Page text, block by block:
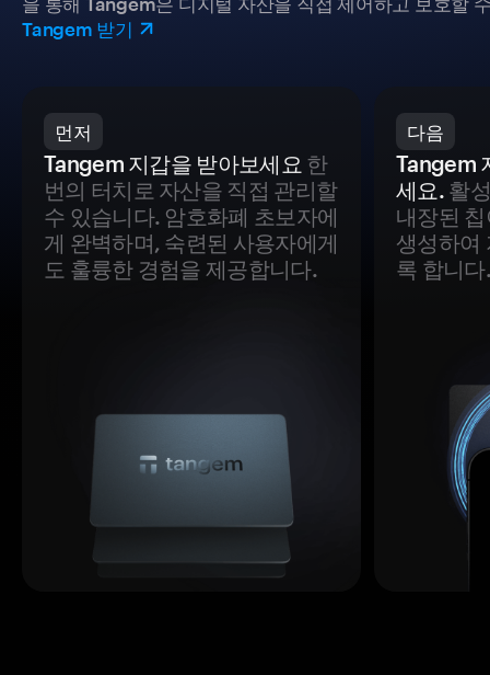
Tangem 받기
먼저
Tangem 지갑을 받아보세요 한
번의 터치로 자산을 직접 관리할
수 있습니다. 암호화폐 초보자에
게 완벽하며, 숙련된 사용자에게
도 훌륭한 경험을 제공합니다.
다음
Tangem
세요.활
내장된
생성하여
록 합니다.